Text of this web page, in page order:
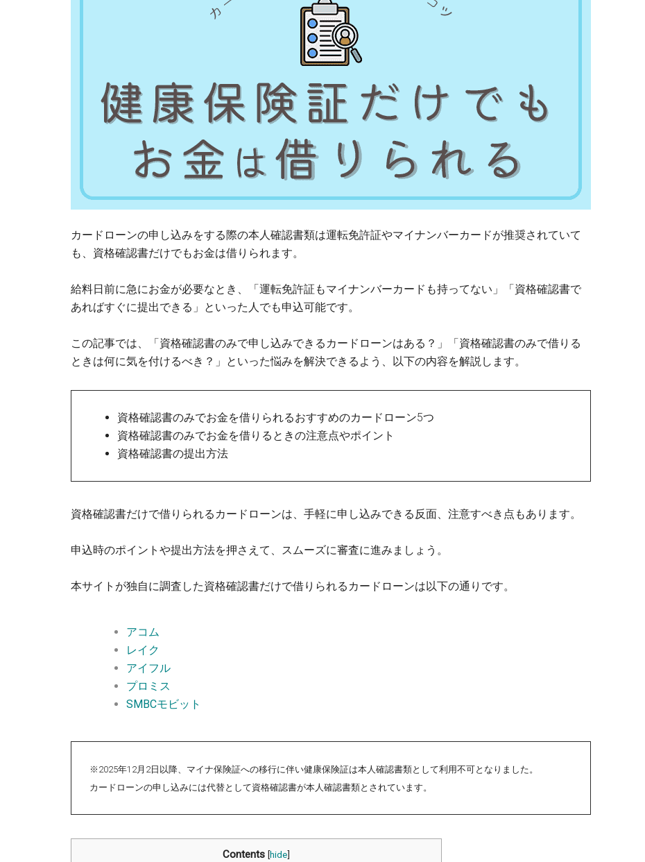
カードローンの申し込みをする際の本人確認書類は運転免許証やマイナンバーカードが推奨されていて
も、資格確認書だけでもお金は借りられます。
給料日前に急にお金が必要なとき、「運転免許証もマイナンバーカードも持ってない」「資格確認書で
あればすぐに提出できる」といった人でも申込可能です。
この記事では、「資格確認書のみで申し込みできるカードローンはある？」「資格確認書のみで借りる
ときは何に気を付けるべき？」といった悩みを解決できるよう、以下の内容を解説します。
資格確認書のみでお金を借りられるおすすめのカードローン5つ
資格確認書のみでお金を借りるときの注意点やポイント
資格確認書の提出方法
資格確認書だけで借りられるカードローンは、手軽に申し込みできる反面、注意すべき点もあります。
申込時のポイントや提出方法を押さえて、スムーズに審査に進みましょう。
本サイトが独自に調査した資格確認書だけで借りられるカードローンは以下の通りです。
アコム
レイク
アイフル
プロミス
SMBCモビット
※2025年12月2日以降、マイナ保険証への移行に伴い健康保険証は本人確認書類として利用不可となりました。
カードローンの申し込みには代替として資格確認書が本人確認書類とされています。
Contents [hide]